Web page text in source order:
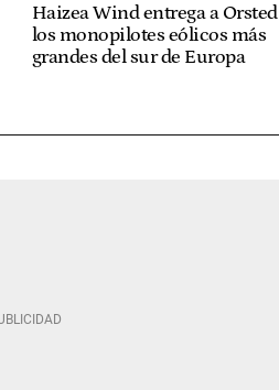
Haizea Wind entrega a Orsted
los monopilotes eólicos más
grandes del sur de Europa